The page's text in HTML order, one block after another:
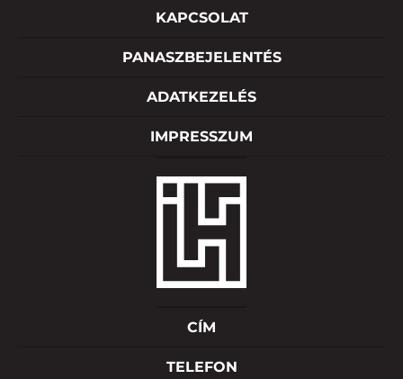
KAPCSOLAT
PANASZBEJELENTÉS
ADATKEZELÉS
IMPRESSZUM
CÍM
TELEFON